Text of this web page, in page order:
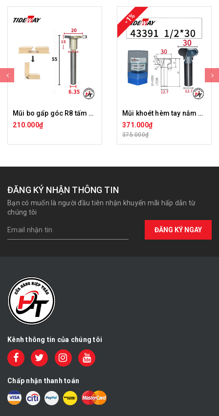
Mũi bo gấp góc R8 tấm ốp than tre chữ T Tideway LC44199
210.000₫
-1%
Mũi khoét hèm tay nắm Tideway LC43391
371.000₫
375.000₫
ĐĂNG KÝ NHẬN THÔNG TIN
Bạn có muốn là người đầu tiên nhận khuyến mãi hấp dẫn từ
chúng tôi
ĐĂNG KÝ NGAY
Kênh thông tin của chúng tôi
Chấp nhận thanh toán